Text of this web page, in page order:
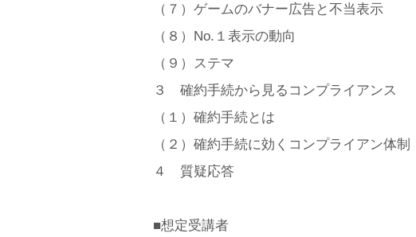
（７）ゲームのバナー広告と不当表示
（８）No.１表示の動向
（９）ステマ
３ 確約手続から見るコンプライアンス
（１）確約手続とは
（２）確約手続に効くコンプライアン体制
４ 質疑応答
■想定受講者